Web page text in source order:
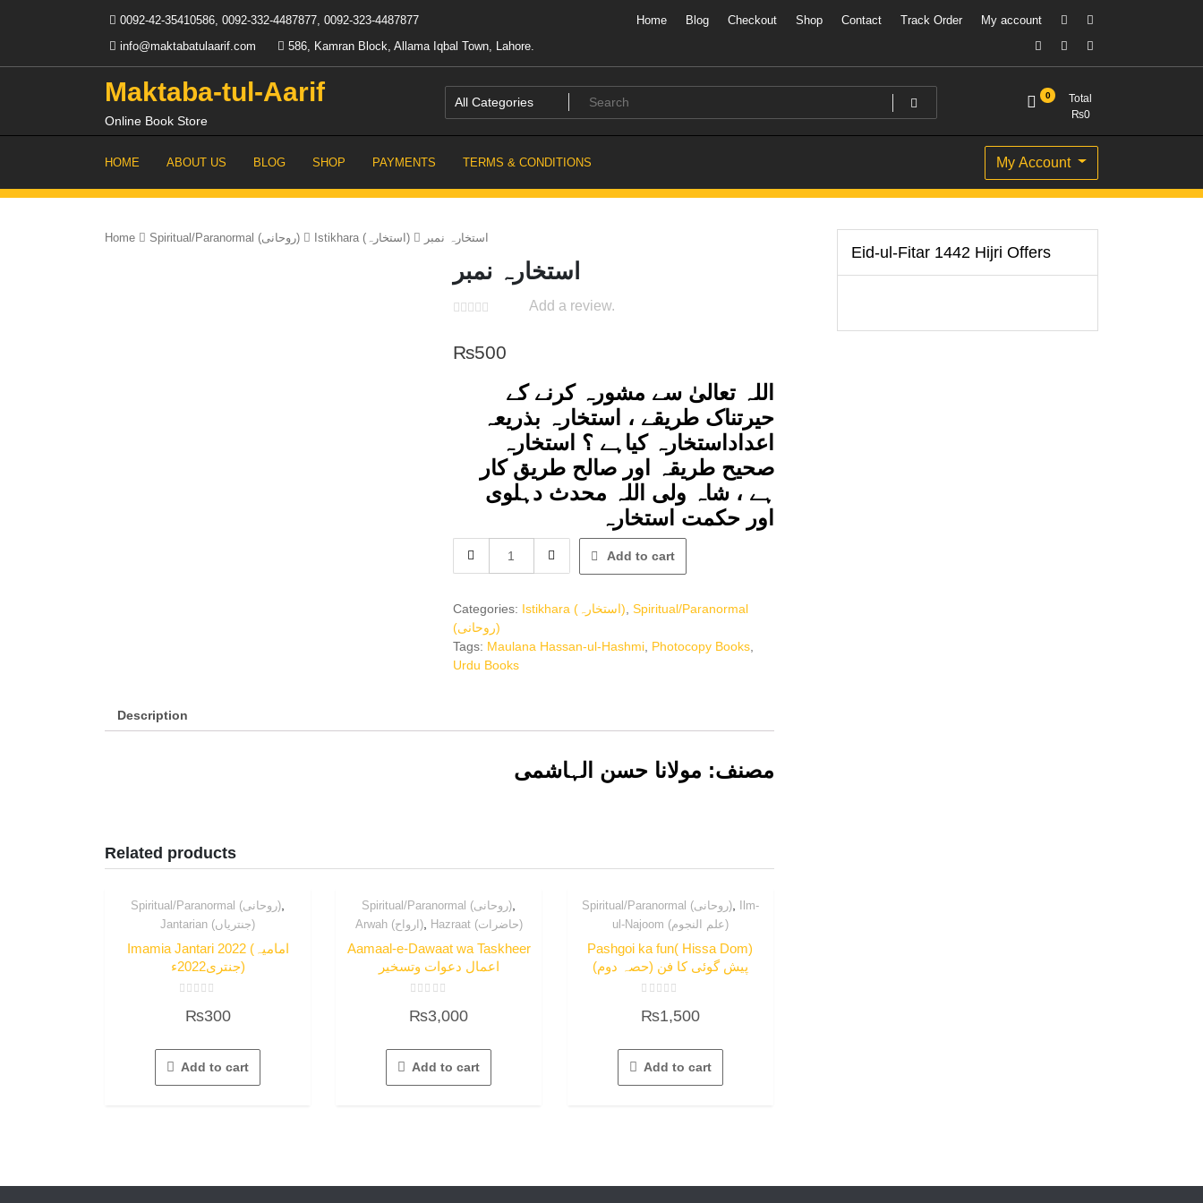
0092-42-35410586, 0092-332-4487877, 0092-323-4487877
info@maktabatulaarif.com
586, Kamran Block, Allama Iqbal Town, Lahore.
Home Blog Checkout Shop Contact Track Order My account
Maktaba-tul-Aarif
Online Book Store
0
Total
₨0
HOME ABOUT US BLOG SHOP PAYMENTS TERMS & CONDITIONS My Account
Home Spiritual/Paranormal (روحانی) Istikhara (استخارہ) استخارہ نمبر
استخارہ نمبر
Add a review.
₨500
اللہ تعالیٰ سے مشورہ کرنے کے
حیرتناک طریقے ، استخارہ بذریعہ
اعداداستخارہ کیاہے ؟ استخارہ
صحیح طریقہ اور صالح طریق کار
ہے ، شاہ ولی اللہ محدث دہلوی
اور حکمت استخارہ
نمبر
Add to cart
Categories: Istikhara (استخارہ) Spiritual/Paranormal
(روحانی)
Tags: Maulana Hassan-ul-Hashmi, Photocopy Books,
Urdu Books
Description
مصنف: مولانا حسن الہاشمی
Related products
Spiritual/Paranormal (روحانی)
Jantarian (جنتریاں)
Imamia Jantari 2022 (امامیہ
جنتری2022ء)
out
5
₨300
Add to cart
Spiritual/Paranormal (روحانی)
Arwah (ارواح), Hazraat (حاضرات)
Aamaal-e-Dawaat wa Taskheer
اعمال دعوات وتسخیر
0
out
5
₨3,000
Add to cart
Spiritual/Paranormal (روحانی), Ilm-
ul-Najoom (علم النجوم)
Pashgoi ka fun( Hissa Dom)
پیش گوئی کا فن (حصہ دوم)
0
out
5
₨1,500
Add to cart
Eid-ul-Fitar 1442 Hijri Offers